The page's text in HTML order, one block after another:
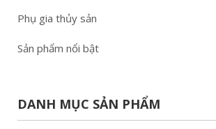
Phụ gia thủy sản
Sản phẩm nổi bật
DANH MỤC SẢN PHẨM